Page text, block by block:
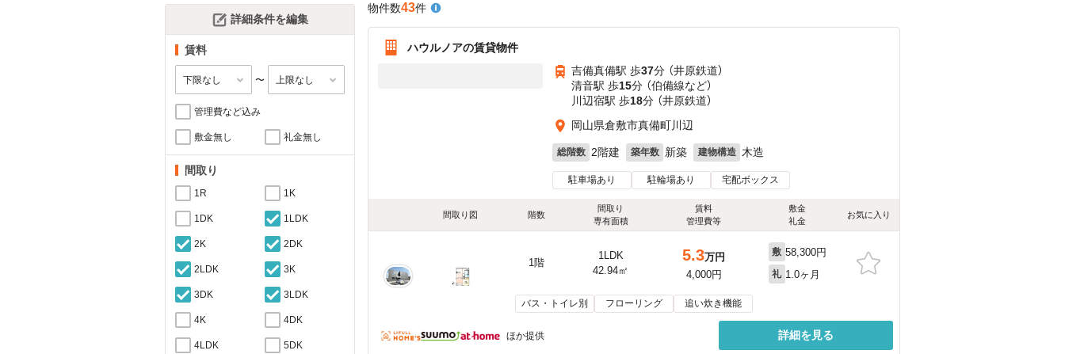
詳細条件を編集
賃料
〜
管理費など込み
敷金無し 礼金無し
間取り
1R 1K
1DK 1LDK
2K 2DK
2LDK 3K
3DK 3LDK
4K 4DK
4LDK 5DK
物件数43件
ハウルノアの賃貸物件
吉備真備駅 歩37分 （井原鉄道）
清音駅 歩15分 （伯備線など）
川辺宿駅 歩18分 （井原鉄道）
岡山県倉敷市真備町川辺
総階数 2階建 築年数 新築 建物構造 木造
駐車場あり 駐輪場あり 宅配ボックス
間取り図 階数
間取り
専有面積
賃料
管理費等
敷金
礼金
お気に入り
1階
1LDK
42.94㎡
5.3万円
4,000円
敷 58,300円
礼 1.0ヶ月
バス・トイレ別 フローリング 追い炊き機能
ほか提供 詳細を見る